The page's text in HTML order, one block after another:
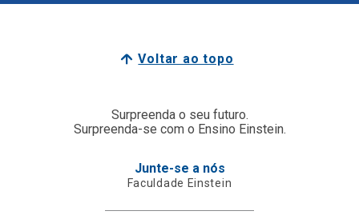
Voltar ao topo
Surpreenda o seu futuro.
Surpreenda-se com o Ensino Einstein.
Junte-se a nós
Faculdade Einstein